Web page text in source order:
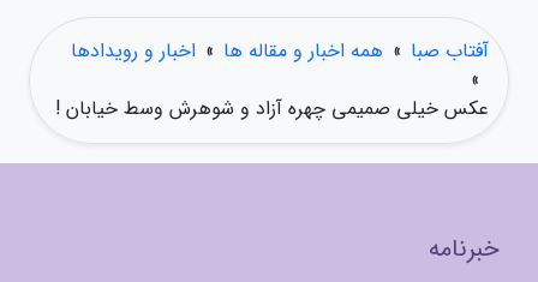
آفتاب صبا » همه اخبار و مقاله ها » اخبار و رویدادها
»
عکس خیلی صمیمی چهره آزاد و شوهرش وسط خیابان !
خبرنامه